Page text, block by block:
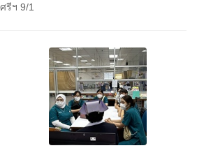
รีฯ 9/1